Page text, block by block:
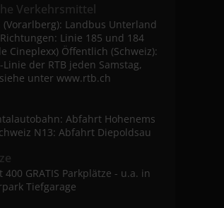
Verkehrsmittel
Landbus Unterland
Linie 185 und 184
Cineplexx) Öffentlich (Schweiz):
Linie der RTB jeden Samstag,
unter www.rtb.ch
Abfahrt Hohenems
N13: Abfahrt Diepoldsau
400 GRATIS Parkplätze - u.a. in
Tiefgarage